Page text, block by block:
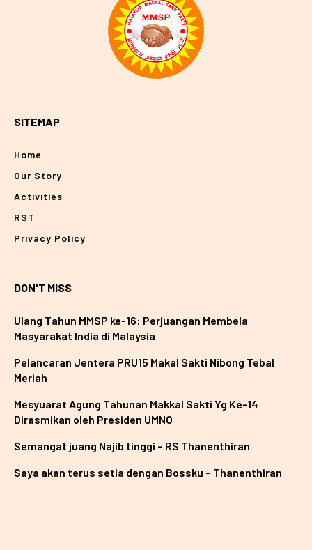
SITEMAP
Home
Our Story
Activities
RST
Privacy Policy
DON'T MISS
Ulang Tahun MMSP ke-16: Perjuangan Membela
Masyarakat India di Malaysia
Pelancaran Jentera PRU15 Makal Sakti Nibong Tebal
Meriah
Mesyuarat Agung Tahunan Makkal Sakti Yg Ke-14
Dirasmikan oleh Presiden UMNO
Semangat juang Najib tinggi – RS Thanenthiran
Saya akan terus setia dengan Bossku – Thanenthiran